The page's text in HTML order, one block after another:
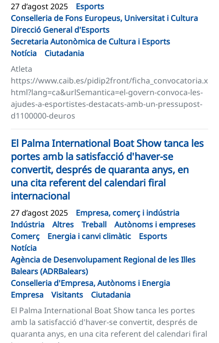
27 d’agost 2025
Esports
Conselleria de Fons Europeus, Universitat i Cultura
Direcció General d'Esports
Secretaria Autonòmica de Cultura i Esports
Notícia
Ciutadania
Atleta
https://www.caib.es/pidip2front/ficha_convocatoria.x
html?lang=ca&urlSemantica=el-govern-convoca-les-
ajudes-a-esportistes-destacats-amb-un-pressupost-
d1100000-deuros
El Palma International Boat Show tanca les
portes amb la satisfacció d'haver-se
convertit, després de quaranta anys, en
una cita referent del calendari firal
internacional
27 d’agost 2025
Empresa, comerç i indústria
Indústria
Altres Treball
Autònoms i empreses
Comerç
Energia i canvi climàtic
Esports
Notícia
Agència de Desenvolupament Regional de les Illes
Balears (ADRBalears)
Conselleria d'Empresa, Autònoms i Energia
Empresa
Visitants
Ciutadania
El Palma International Boat Show tanca les portes
amb la satisfacció d'haver-se convertit, després de
quaranta anys, en una cita referent del calendari firal